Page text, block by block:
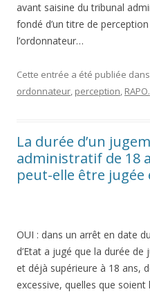
avant saisine du tribunal
fondé d’un titre de perception
l’ordonnateur…
Cette entrée a été publiée dans
ordonnateur, perception, RAPO.
La durée d’un
administratif de 18
peut-elle être jugée
OUI : dans un arrêt en date
d’Etat a jugé que la durée
et déjà supérieure à 18 ans,
excessive, quelles que soient